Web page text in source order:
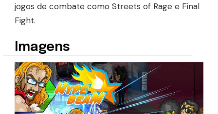
jogos de combate como Streets of Rage e Final
Fight.
Imagens